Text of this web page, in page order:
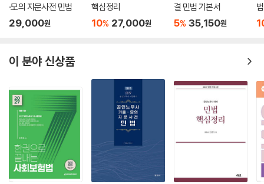
여기에 최근 공인노무사 민사소송법의 출제경향을 반영하여 “내용은 풍부
하게, 표현은 간결하게”함으로써 ‘detail’에서 완성도를 추구하였습니다.
형 문제로 전면 개편하였습니다(총 77개 핵심사례 수록). 그럼으로써 20
25년 10월 대법원 선고 판례까지 반영하고 법전협 표준판례를 거의 모두
반영하면서도 분량을 최소화할 수 있었습니다.
또한 주요주제별 차이점을 시각적으로 인지할 수 있도록 도표를 추가하면
서도, 본문을 읽지 않으면 이해할 수 없을 정도의 과도한 압축적인 표현은
지양했습니다. 따라서 복습할 때 도표만 보더라도 내용이 연상될 수 있도
록 배려했습니다.
·모의 지문사전 민법
29,000원
핵심정리
10% 27,000원
결 민법 기본서
5% 35,150원
법
이 분야 신상품